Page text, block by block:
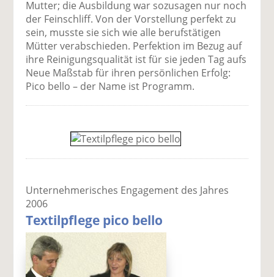
Mutter; die Ausbildung war sozusagen nur noch
der Feinschliff. Von der Vorstellung perfekt zu
sein, musste sie sich wie alle berufstätigen
Mütter verabschieden. Perfektion im Bezug auf
ihre Reinigungsqualität ist für sie jeden Tag aufs
Neue Maßstab für ihren persönlichen Erfolg:
Pico bello – der Name ist Programm.
Unternehmerisches Engagement des Jahres
2006
Textilpflege pico bello